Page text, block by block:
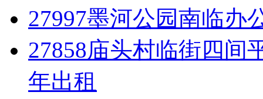
27997墨河公园南临办
27858庙头村临街四间
年出租